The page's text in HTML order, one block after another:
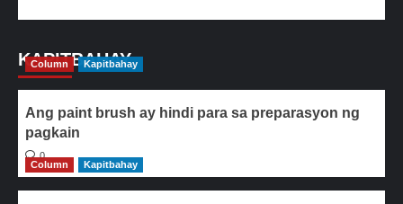
KAPITBAHAY
Column Kapitbahay
Ang paint brush ay hindi para sa preparasyon ng
pagkain
0
Column
Kapitbahay